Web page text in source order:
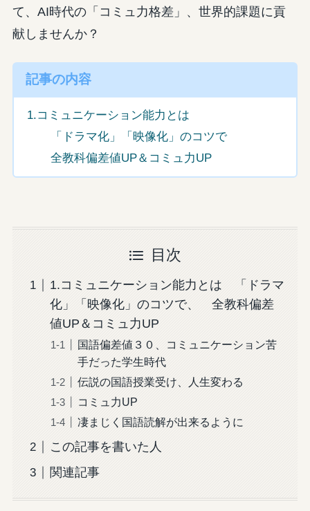
て、AI時代の「コミュ力格差」、世界的課題に貢
献しませんか？
記事の内容
1.コミュニケーション能力とは
「ドラマ化」「映像化」のコツで
全教科偏差値UP＆コミュ力UP
目次
1.コミュニケーション能力とは 「ドラマ
化」「映像化」のコツで、 全教科偏差
値UP＆コミュ力UP
国語偏差値３０、コミュニケーション苦
手だった学生時代
伝説の国語授業受け、人生変わる
コミュ力UP
凄まじく国語読解が出来るように
この記事を書いた人
関連記事